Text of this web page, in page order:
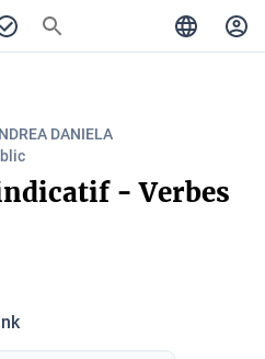
DANIELA
- Verbes